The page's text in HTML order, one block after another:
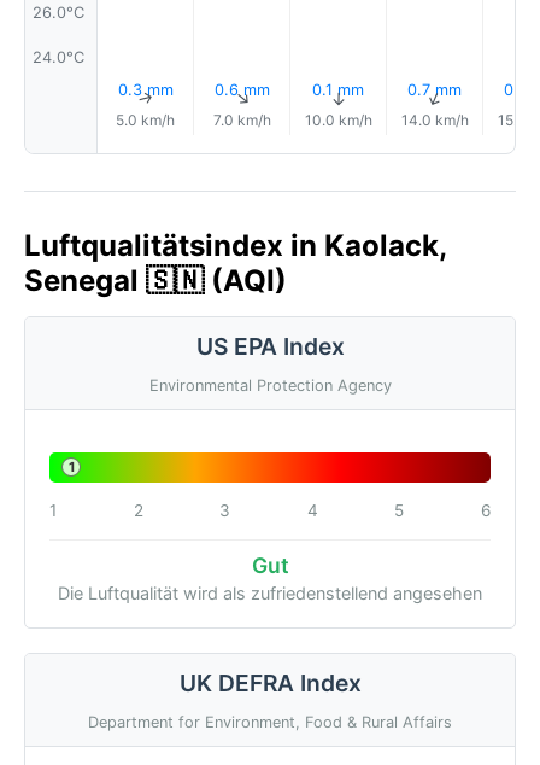
26.0°C
24.0°C
0.3 mm
↑
5.0 km/h
0.6 mm
↑
7.0 km/h
0.1 mm
↑
10.0 km/h
0.7 mm
↑
14.0 km/h
0.5
15.0
Luftqualitätsindex in Kaolack,
Senegal 🇸🇳 (AQI)
US EPA Index
Environmental Protection Agency
1
1 2 3 4 5 6
Gut
Die Luftqualität wird als zufriedenstellend angesehen
UK DEFRA Index
Department for Environment, Food & Rural Affairs